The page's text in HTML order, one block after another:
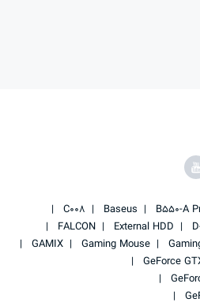
B550-A
Baseus
C008
External HDD
FALCON
Gaming Mouse
GAMIX
GeForce